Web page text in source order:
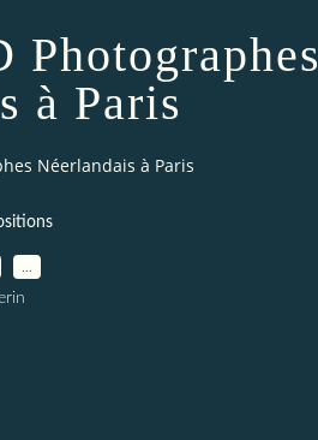
à Paris
Néerlandais à Paris